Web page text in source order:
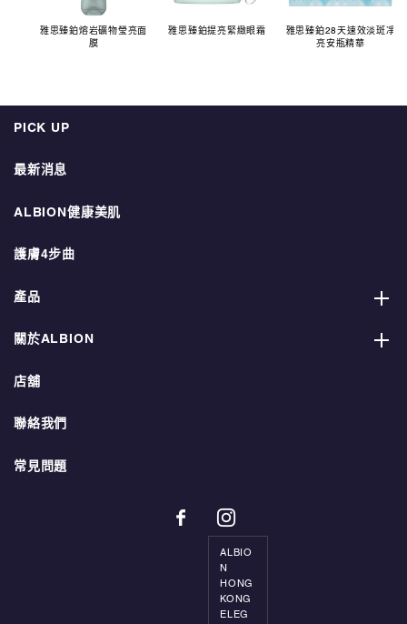
雅思臻鉑熔岩礦物瑩亮面
膜
雅思臻鉑提亮緊緻眼霜
雅思臻鉑28天速效淡斑凈
亮安瓶精華
PICK UP
最新消息
ALBION健康美肌
護膚4步曲
產品
關於ALBION
店舖
聯絡我們
常見問題
ALBIO
N
HONG
KONG
ELEG